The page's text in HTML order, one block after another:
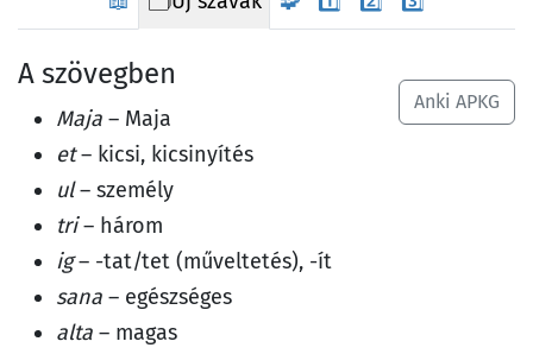
Anki APKG
A szövegben
Maja – Maja
et– kicsi, kicsinyítés
ul– személy
tri– három
ig– -tat/tet (műveltetés), -ít
sana – egészséges
alta – magas